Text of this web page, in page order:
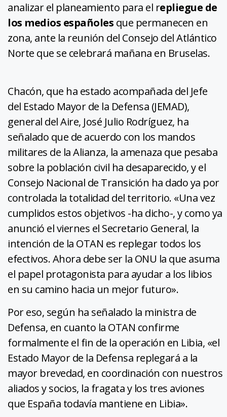
analizar el planeamiento para el repliegue de
los medios españoles que permanecen en
zona, ante la reunión del Consejo del Atlántico
Norte que se celebrará mañana en Bruselas.
Chacón, que ha estado acompañada del Jefe
del Estado Mayor de la Defensa (JEMAD),
general del Aire, José Julio Rodríguez, ha
señalado que de acuerdo con los mandos
militares de la Alianza, la amenaza que pesaba
sobre la población civil ha desaparecido, y el
Consejo Nacional de Transición ha dado ya por
controlada la totalidad del territorio. «Una vez
cumplidos estos objetivos -ha dicho-, y como ya
anunció el viernes el Secretario General, la
intención de la OTAN es replegar todos los
efectivos. Ahora debe ser la ONU la que asuma
el papel protagonista para ayudar a los libios
en su camino hacia un mejor futuro».
Por eso, según ha señalado la ministra de
Defensa, en cuanto la OTAN confirme
formalmente el fin de la operación en Libia, «el
Estado Mayor de la Defensa replegará a la
mayor brevedad, en coordinación con nuestros
aliados y socios, la fragata y los tres aviones
que España todavía mantiene en Libia».